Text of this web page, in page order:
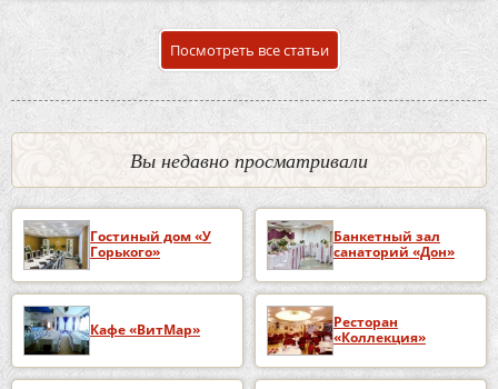
Посмотреть все статьи
Вы недавно просматривали
Гостиный дом «У
Горького»
Банкетный зал
санаторий «Дон»
Кафе «ВитМар»
Ресторан
«Коллекция»